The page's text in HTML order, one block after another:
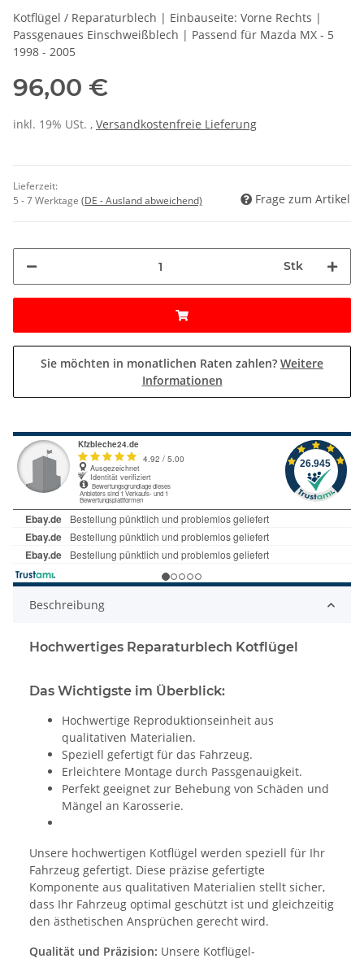
Kotflügel / Reparaturblech | Einbauseite: Vorne Rechts |
Passgenaues Einschweißblech | Passend für Mazda MX - 5
1998 - 2005
96,00 €
inkl. 19% USt. , Versandkostenfreie Lieferung
Lieferzeit:
5 - 7 Werktage (DE - Ausland abweichend) Frage zum Artikel
Stk
Sie möchten in monatlichen Raten zahlen? Weitere
Informationen
Beschreibung
Hochwertiges Reparaturblech Kotflügel
Das Wichtigste im Überblick:
Hochwertige Reproduktionseinheit aus
qualitativen Materialien.
Speziell gefertigt für das Fahrzeug.
Erleichtere Montage durch Passgenauigkeit.
Perfekt geeignet zur Behebung von Schäden und
Mängel an Karosserie.
Unsere hochwertigen Kotflügel werden speziell für Ihr
Fahrzeug gefertigt. Diese präzise gefertigte
Komponente aus qualitativen Materialien stellt sicher,
dass Ihr Fahrzeug optimal geschützt ist und gleichzeitig
den ästhetischen Ansprüchen gerecht wird.
Qualität und Präzision: Unsere Kotflügel-